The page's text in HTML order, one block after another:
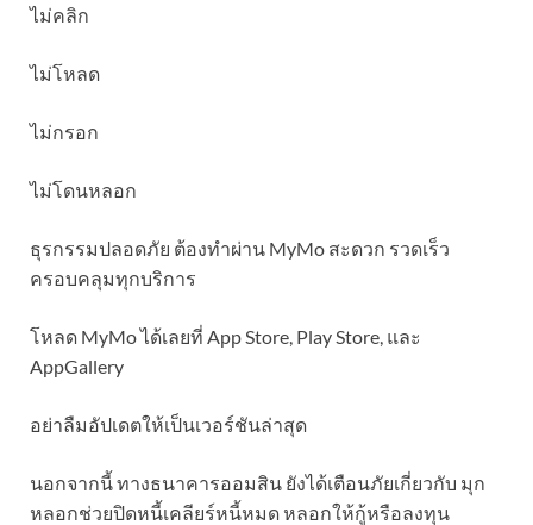
ไม่คลิก
ไม่โหลด
ไม่กรอก
ไม่โดนหลอก
ธุรกรรมปลอดภัย ต้องทำผ่าน MyMo สะดวก รวดเร็ว
ครอบคลุมทุกบริการ
โหลด MyMo ได้เลยที่ App Store, Play Store, และ
AppGallery
อย่าลืมอัปเดตให้เป็นเวอร์ชันล่าสุด
นอกจากนี้ ทางธนาคารออมสิน ยังได้เตือนภัยเกี่ยวกับ มุก
หลอกช่วยปิดหนี้เคลียร์หนี้หมด หลอกให้กู้หรือลงทุน